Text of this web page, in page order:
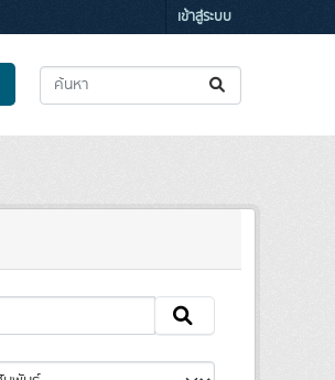
เข้าสู่ระบบ